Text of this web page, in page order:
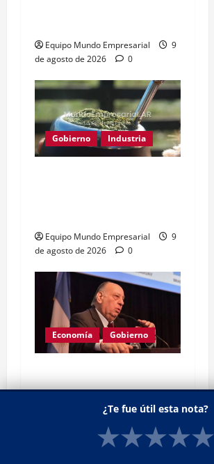
Equipo Mundo Empresarial
9
de agosto de 2026
0
Gobierno Industria
Equipo Mundo Empresarial
9
de agosto de 2026
0
Economía Gobierno
«destrucción creativa» de
Equipo Mundo Empresarial
9
de agosto de 2026
0
¿Te fue útil esta nota?
★★★★★